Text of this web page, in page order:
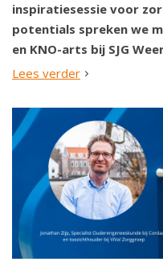
inspiratiesessie voor
potentials spreken we
en KNO-arts bij SJG
Lees verder